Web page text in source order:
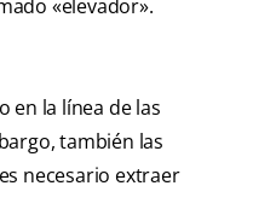
«elevador».
en la línea de las
también las
necesario extraer